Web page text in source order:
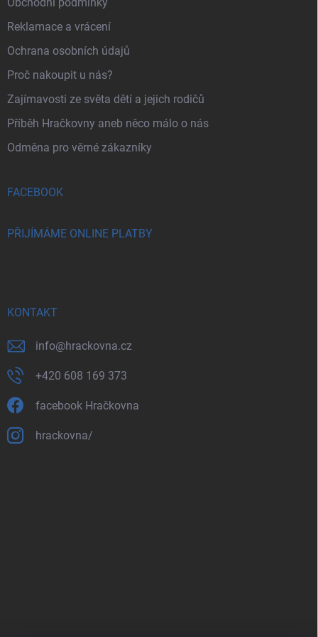
Reklamace a vrácení
Ochrana osobních údajů
Proč nakoupit u nás?
Zajímavosti ze světa dětí a jejich rodičů
Příběh Hračkovny aneb něco málo o nás
Odměna pro věrné zákazníky
FACEBOOK
PŘIJÍMÁME ONLINE PLATBY
KONTAKT
info@hrackovna.cz
+420 608 169 373
facebook Hračkovna
hrackovna/